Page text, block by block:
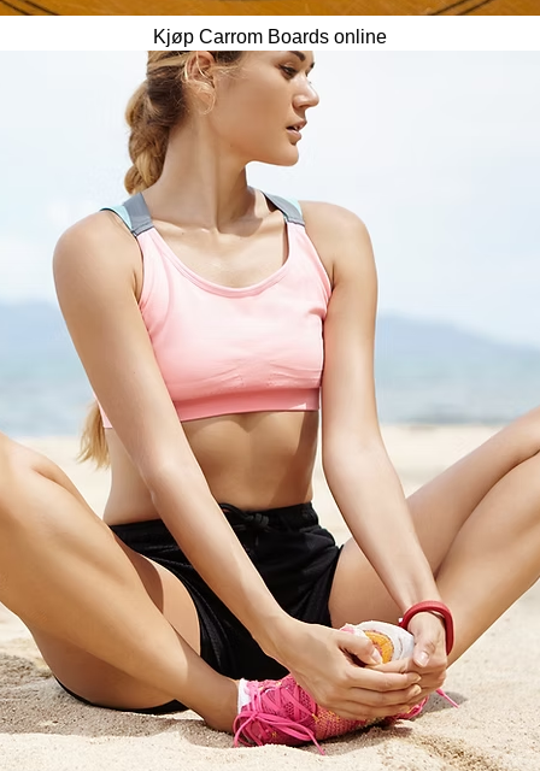
Kjøp Carrom Boards online